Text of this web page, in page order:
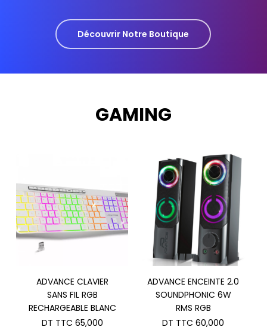
Découvrir Notre Boutique
GAMING
ADVANCE CLAVIER
SANS FIL RGB
RECHARGEABLE BLANC
DT TTC 65,000
ADVANCE ENCEINTE 2.0
SOUNDPHONIC 6W
RMS RGB
DT TTC 60,000